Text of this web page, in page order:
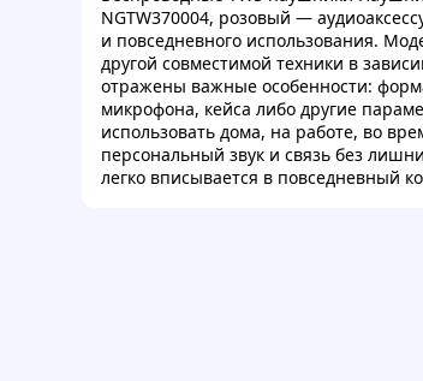
NGTW370004, розовый —
и повседневного использования.
другой совместимой техники в
отражены важные особенности:
микрофона, кейса либо другие
использовать дома, на работе, во
персональный звук и связь без
легко вписывается в повседневный